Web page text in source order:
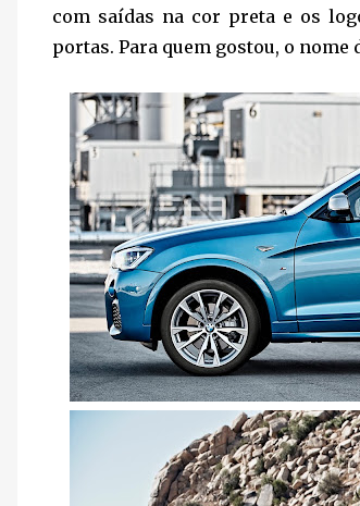
com saídas na cor preta e os
portas. Para quem gostou, o nome